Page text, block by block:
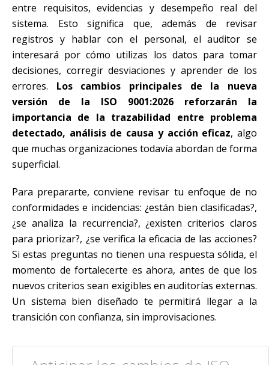
entre requisitos, evidencias y desempeño real del
sistema. Esto significa que, además de revisar
registros y hablar con el personal, el auditor se
interesará por cómo utilizas los datos para tomar
decisiones, corregir desviaciones y aprender de los
errores. Los cambios principales de la nueva
versión de la ISO 9001:2026 reforzarán la
importancia de la trazabilidad entre problema
detectado, análisis de causa y acción eficaz, algo
que muchas organizaciones todavía abordan de forma
superficial.
Para prepararte, conviene revisar tu enfoque de no
conformidades e incidencias: ¿están bien clasificadas?,
¿se analiza la recurrencia?, ¿existen criterios claros
para priorizar?, ¿se verifica la eficacia de las acciones?
Si estas preguntas no tienen una respuesta sólida, el
momento de fortalecerte es ahora, antes de que los
nuevos criterios sean exigibles en auditorías externas.
Un sistema bien diseñado te permitirá llegar a la
transición con confianza, sin improvisaciones.